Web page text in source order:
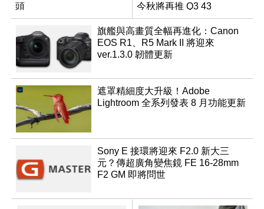
頭
今秋將再推 Q3 43
Monochrom
旗艦與高畫質全幅再進化：Canon
EOS R1、R5 Mark II 將迎來
ver.1.3.0 韌體更新
遮罩精細度大升級！Adobe
Lightroom 全系列發表 8 月功能更新
Sony E 接環將迎來 F2.0 新大三
元？傳超廣角變焦鏡 FE 16-28mm
F2 GM 即將問世